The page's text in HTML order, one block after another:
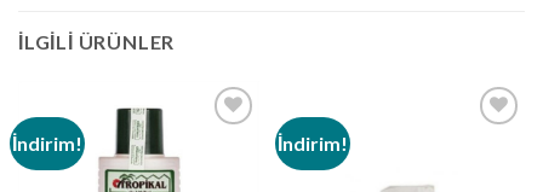
İLGILI ÜRÜNLER
İndirim!
Beğendiklerime
İndirim!